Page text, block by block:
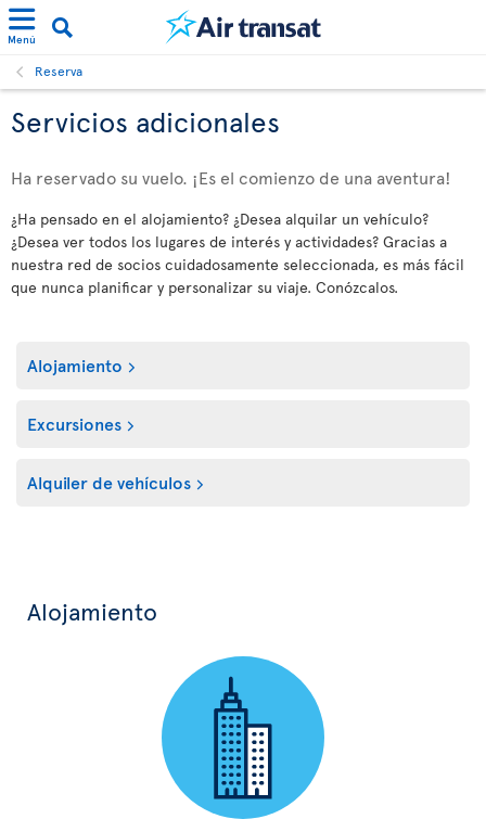
Menú
Reserva
Servicios adicionales
Ha reservado su vuelo. ¡Es el comienzo de una aventura!
¿Ha pensado en el alojamiento? ¿Desea alquilar un vehículo?
¿Desea ver todos los lugares de interés y actividades? Gracias a
nuestra red de socios cuidadosamente seleccionada, es más fácil
que nunca planificar y personalizar su viaje. Conózcalos.
Alojamiento
Excursiones
Alquiler de vehículos
Alojamiento